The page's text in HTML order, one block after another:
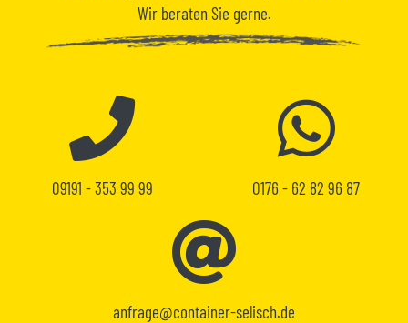
Wir beraten Sie gerne.
09191 - 353 99 99 0176 - 62 82 96 87
anfrage@container-selisch.de